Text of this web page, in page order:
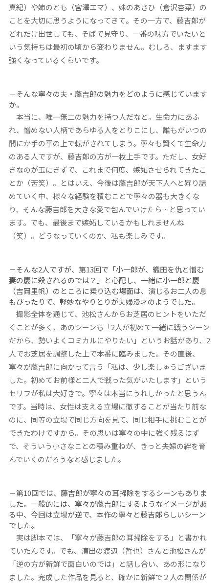
真紀）や姉のとも（宮澤エマ）、妹のあさひ（倉沢杏菜）の
ことを大切に思うようになってきて。その一方で、藤吉郎が
どれだけ出世しても、そばで見守り、一番の味方でいたいと
いう気持ちは最初の頃から変わりません。むしろ、ますます
強くなっているくらいです。
－そんな寧々の夫・藤吉郎の魅力をどのように感じています
か。
本当に、唯一無二の魅力を持つ人だなと。生命力にあふ
れ、憎めない人柄であらゆる人をとりこにし、誰もがいつの
間にか手の平の上で転がされてしまう。寧々も賢くて生命力
のある人ですが、藤吉郎の方が一枚上手です。ただし、女好
きなのが玉にきずで、これまで何度、嫉妬させられてきたこ
とか（苦笑）。とはいえ、今後は藤吉郎が天下人へと昇り詰
めていく中、様々な経験を積むことで寧々の器も大きくな
り、そんな藤吉郎を大きな愛で包んでいけたら…と思ってい
ます。でも、最後まで嫉妬しているかもしれませんね
（笑）。どうなっていくのか、私も楽しみです。
－そんな2人ですが、第13回で「小一郎が、織田を仇と憎む
妻の慶に殺されるのでは？」と心配し、一緒に小一郎と慶
（吉岡里帆）のところに乗り込む場面は、演じるお二人の息
もぴったりで、軽妙なやりとりが夫婦漫才のようでした。
撮影全体を通じて、池松さんからお芝居のヒントをいただ
くことが多く、あのシーンも「2人が初めて一緒に戦うシーン
だから、勢いよくコミカルにやりたい」というお話があり、2
人でお芝居を調整した上で本番に臨みました。その直後、
寧々が藤吉郎に向かって言う「私は、少し楽しゅうございま
した。初めてお前様と二人で戦った気がいたします」という
セリフが私は大好きで。寧々は本当にうれしかったと思うん
です。当時は、女性は支える立場に徹することが当たり前な
のに、同等の立場で同じ方向を見て、同じ相手に挑むことが
できたわけですから。その思いは寧々の中に強く残るはず
で、そういう小さなことの積み重ねが、きっと夫婦の絆を育
んでいくのだろうなと感じました。
－第10回では、藤吉郎が寧々の耳掃除をするシーンもありま
した。一般的には、寧々が藤吉郎にするようなイメージがあ
る中、今回は立場が逆で、本作の寧々と藤吉郎らしいシーン
でした。
実は脚本では、「寧々が藤吉郎の耳掃除をする」と書かれ
ていたんです。でも、演出の渡辺（哲也）さんと池松さんが
「逆の方が新鮮で面白いのでは」と話し合い、あの形になり
ました。完成した作品を見ると、確かに新鮮で２人の関係が